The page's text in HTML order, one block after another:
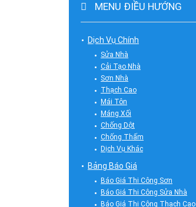
MENU ĐIỀU HƯỚNG
Dịch Vụ Chính
Sửa Nhà
Cải Tạo Nhà
Sơn Nhà
Thạch Cao
Mái Tôn
Máng Xối
Chống Dột
Chống Thấm
Dịch Vụ Khác
Bảng Báo Giá
Báo Giá Thi Công Sơn
Báo Giá Thi Công Sửa Nhà
Báo Giá Thi Công Thạch Cao